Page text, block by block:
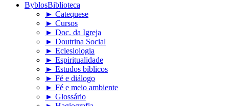
ByblosBiblioteca
► Catequese
► Cursos
► Doc. da Igreja
► Doutrina Social
► Eclesiologia
► Espiritualidade
► Estudos bíblicos
► Fé e diálogo
► Fé e meio ambiente
► Glossário